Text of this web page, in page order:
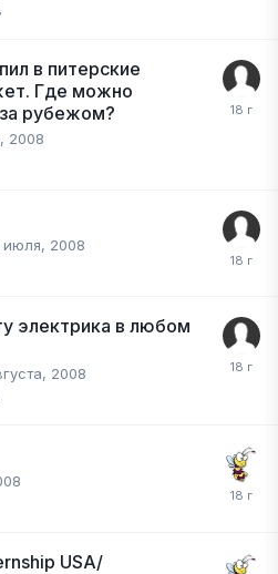
в питерские
Где можно
рубежом?
2008
июля, 2008
электрика в любом
2008
USA/